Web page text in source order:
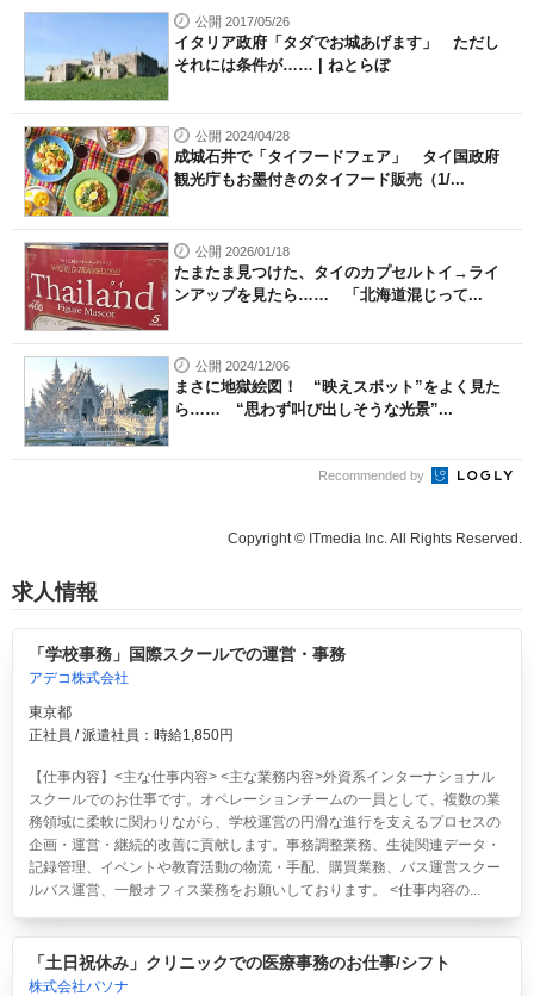
公開 2017/05/26
イタリア政府「タダでお城あげます」 ただし
それには条件が…… | ねとらぼ
公開 2024/04/28
成城石井で「タイフードフェア」 タイ国政府
観光庁もお墨付きのタイフード販売（1/...
公開 2026/01/18
たまたま見つけた、タイのカプセルトイ→ライ
ンアップを見たら…… 「北海道混じって...
公開 2024/12/06
まさに地獄絵図！ “映えスポット”をよく見た
ら…… “思わず叫び出しそうな光景”...
Recommended by
Copyright © ITmedia Inc. All Rights Reserved.
求人情報
「学校事務」国際スクールでの運営・事務
アデコ株式会社
東京都
正社員 / 派遣社員：時給1,850円
【仕事内容】<主な仕事内容> <主な業務内容>外資系インターナショナル
スクールでのお仕事です。オペレーションチームの一員として、複数の業
務領域に柔軟に関わりながら、学校運営の円滑な進行を支えるプロセスの
企画・運営・継続的改善に貢献します。事務調整業務、生徒関連データ・
記録管理、イベントや教育活動の物流・手配、購買業務、バス運営スクー
ルバス運営、一般オフィス業務をお願いしております。 <仕事内容の...
「土日祝休み」クリニックでの医療事務のお仕事/シフト
株式会社パソナ